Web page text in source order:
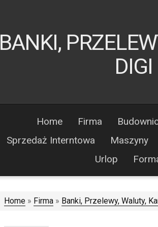
BANKI,
Home Firma
Sprzedaż Interntowa
Maszyny
Urlop
Home » Firma » Banki, Przelewy, Waluty,